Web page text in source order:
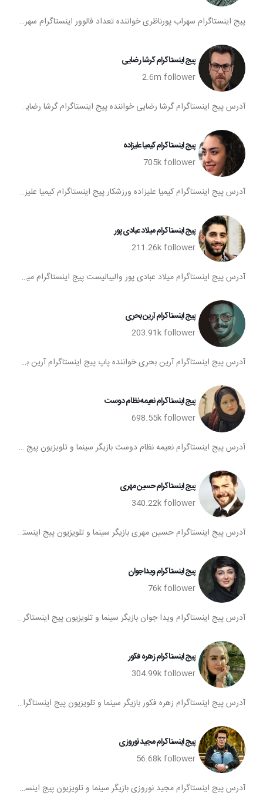
پیج اینستاگرام سهراب پورناظری خواننده تعداد فالوور اینستاگرام سهراب پورناظری اینستاگرام سهراب پورناظری اکانت اینستا سهراب پورناظری
پیج اینستاگرام گرشا رضایی
2.6m follower
آدرس پیج اینستاگرام گرشا رضایی خواننده پیج اینستاگرام گرشا رضایی آی دی اینستا گرشا رضایی فالوورهای اینستاگرام گرشا رضایی صفحه اینستاگرام گرشا رضایی
پیج اینستاگرام کیمیا علیزاده
705kfollower
آدرس پیج اینستاگرام کیمیا علیزاده ورزشکار پیج اینستاگرام کیمیا علیزاده آی دی اینستا کیمیا علیزاده فالوورهای اینستاگرام کیمیا علیزاده صفحه اینستاگرام کیمیا علیزاده
پیج اینستاگرام میلاد عبادی پور
211.26kfollower
آدرس پیج اینستاگرام میلاد عبادی پور والیبالیست پیج اینستاگرام میلاد عبادی پور آی دی اینستا میلاد عبادی پور فالوورهای اینستاگرام میلاد عبادی پور صفحه اینستاگرام میلاد عبادی پور
پیج اینستاگرام آرین بحری
203.91kfollower
آدرس پیج اینستاگرام آرین بحری خواننده پاپ پیج اینستاگرام آرین بحری آی دی اینستا آرین بحری فالوورهای اینستاگرام آرین بحری صفحه اینستاگرام آرین بحری
پیج اینستاگرام نعیمه نظام دوست
698.55kfollower
آدرس پیج اینستاگرام نعیمه نظام دوست بازیگر سینما و تلویزیون پیج اینستاگرام نعیمه نظام دوست آی دی اینستا نعیمه نظام دوست فالوورهای اینستاگرام نعیمه نظام دوست صفحه اینستاگرام نعیمه نظام دوست
پیج اینستاگرام حسین مهری
340.22kfollower
آدرس پیج اینستاگرام حسین مهری بازیگر سینما و تلویزیون پیج اینستاگرام حسین مهری آی دی اینستا حسین مهری فالوورهای اینستاگرام حسین مهری صفحه اینستاگرام حسین مهری
پیج اینستاگرام ویدا جوان
76kfollower
آدرس پیج اینستاگرام ویدا جوان بازیگر سینما و تلویزیون پیج اینستاگرام ویدا جوان آی دی اینستا ویدا جوان فالوورهای اینستاگرام ویدا جوان صفحه اینستاگرام ویدا جوان
پیج اینستاگرام زهره فکور
304.99kfollower
آدرس پیج اینستاگرام زهره فکور بازیگر سینما و تلویزیون پیج اینستاگرام زهره فکور آی دی اینستا زهره فکور فالوورهای اینستاگرام زهره فکور صفحه اینستاگرام زهره فکور
پیج اینستاگرام مجید نوروزی
56.68kfollower
آدرس پیج اینستاگرام مجید نوروزی بازیگر سینما و تلویزیون پیج اینستاگرام مجید نوروزی آی دی اینستا مجید نوروزی فالوورهای اینستاگرام مجید نوروزی صفحه اینستاگرام مجید نوروزی